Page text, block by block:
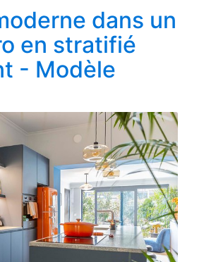
dans un
en stratifié
- Modèle